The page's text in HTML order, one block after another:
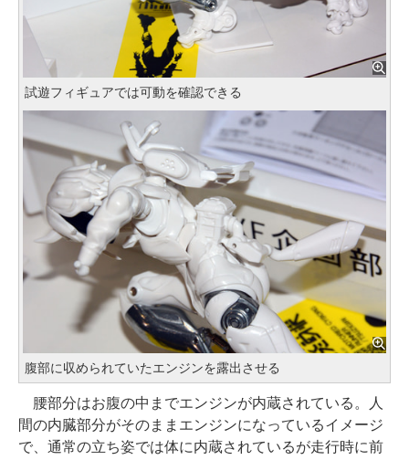
試遊フィギュアでは可動を確認できる
腹部に収められていたエンジンを露出させる
腰部分はお腹の中までエンジンが内蔵されている。人
間の内臓部分がそのままエンジンになっているイメージ
で、通常の立ち姿では体に内蔵されているが走行時に前